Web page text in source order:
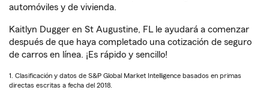
automóviles y de vivienda.
Kaitlyn Dugger en St Augustine, FL le ayudará a comenzar
después de que haya completado una cotización de seguro
de carros en línea. ¡Es rápido y sencillo!
1. Clasificación y datos de S&P Global Market Intelligence basados en primas
directas escritas a fecha del 2018.